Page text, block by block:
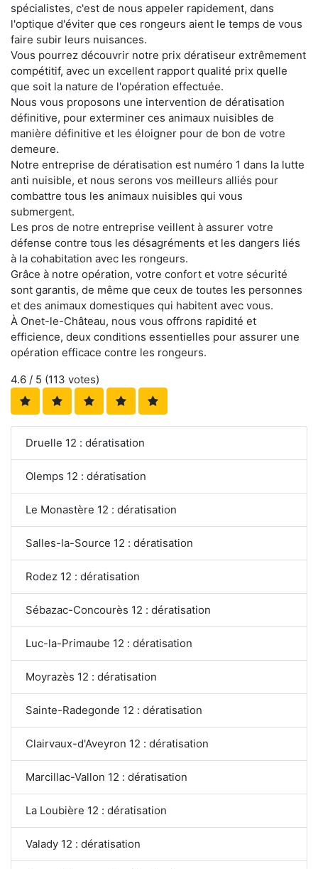
spécialistes, c'est de nous appeler rapidement, dans
l'optique d'éviter que ces rongeurs aient le temps de vous
faire subir leurs nuisances.
Vous pourrez découvrir notre prix dératiseur extrêmement
compétitif, avec un excellent rapport qualité prix quelle
que soit la nature de l'opération effectuée.
Nous vous proposons une intervention de dératisation
définitive, pour exterminer ces animaux nuisibles de
manière définitive et les éloigner pour de bon de votre
demeure.
Notre entreprise de dératisation est numéro 1 dans la lutte
anti nuisible, et nous serons vos meilleurs alliés pour
combattre tous les animaux nuisibles qui vous
submergent.
Les pros de notre entreprise veillent à assurer votre
défense contre tous les désagréments et les dangers liés
à la cohabitation avec les rongeurs.
Grâce à notre opération, votre confort et votre sécurité
sont garantis, de même que ceux de toutes les personnes
et des animaux domestiques qui habitent avec vous.
À Onet-le-Château, nous vous offrons rapidité et
efficience, deux conditions essentielles pour assurer une
opération efficace contre les rongeurs.
4.6 / 5 (113 votes)
Druelle 12 : dératisation
Olemps 12 : dératisation
Le Monastère 12 : dératisation
Salles-la-Source 12 : dératisation
Rodez 12 : dératisation
Sébazac-Concourès 12 : dératisation
Luc-la-Primaube 12 : dératisation
Moyrazès 12 : dératisation
Sainte-Radegonde 12 : dératisation
Clairvaux-d'Aveyron 12 : dératisation
Marcillac-Vallon 12 : dératisation
La Loubière 12 : dératisation
Valady 12 : dératisation